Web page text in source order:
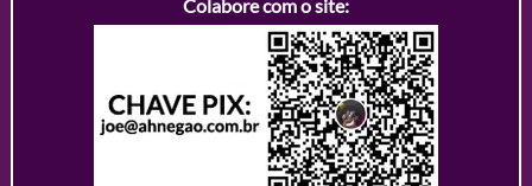
Colabore com o site: